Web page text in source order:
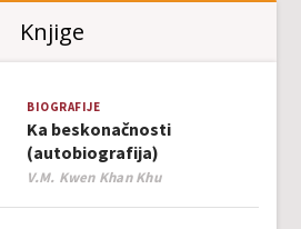
Knjige
BIOGRAFIJE
Ka beskonačnosti
(autobiografija)
Author
V.M. Kwen Khan Khu